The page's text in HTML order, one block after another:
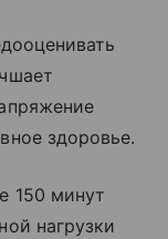
здоровье.
150 минут
нагрузки